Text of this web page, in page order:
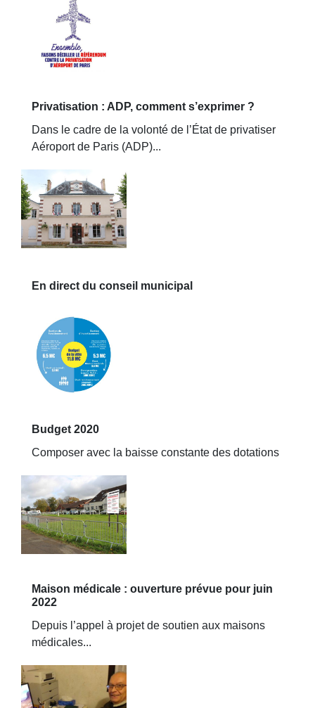
Privatisation : ADP, comment s’exprimer ?
Dans le cadre de la volonté de l’État de privatiser
Aéroport de Paris (ADP)...
En direct du conseil municipal
Budget 2020
Composer avec la baisse constante des dotations
Maison médicale : ouverture prévue pour juin
2022
Depuis l’appel à projet de soutien aux maisons
médicales...